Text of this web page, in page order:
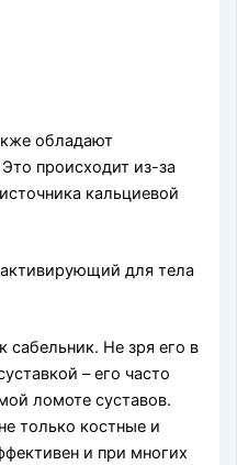
обладают
происходит из-за
кальциевой
сабельник. Не зря его в
– его часто
ломоте суставов.
только костные и
и при многих